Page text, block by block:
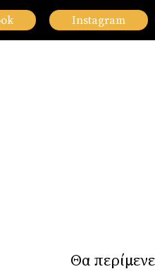
Instagram